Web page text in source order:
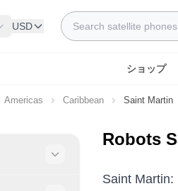
USD
Search
ショップ
Americas Caribbean Saint Martin
Robots
Saint Martin: